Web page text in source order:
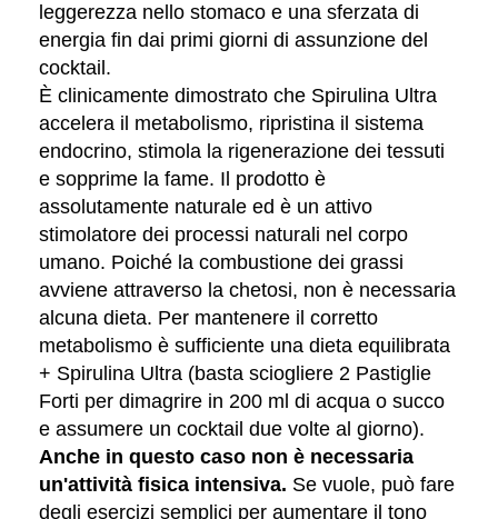
leggerezza nello stomaco e una sferzata di
energia fin dai primi giorni di assunzione del
cocktail.
È clinicamente dimostrato che Spirulina Ultra
accelera il metabolismo, ripristina il sistema
endocrino, stimola la rigenerazione dei tessuti
e sopprime la fame. Il prodotto è
assolutamente naturale ed è un attivo
stimolatore dei processi naturali nel corpo
umano. Poiché la combustione dei grassi
avviene attraverso la chetosi, non è necessaria
alcuna dieta. Per mantenere il corretto
metabolismo è sufficiente una dieta equilibrata
+ Spirulina Ultra (basta sciogliere 2 Pastiglie
Forti per dimagrire in 200 ml di acqua o succo
e assumere un cocktail due volte al giorno).
Anche in questo caso non è necessaria
un'attività fisica intensiva. Se vuole, può fare
degli esercizi semplici per aumentare il tono